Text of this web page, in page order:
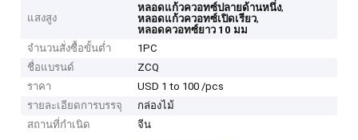
แสงสูง
หลอดแก้วควอทซ์ปลายด้านหนึ่ง,
หลอดแก้วควอทซ์เปิดเรียว,
หลอดควอทซ์ยาว 10 มม
จำนวนสั่งซื้อขั้นต่ำ
1PC
ชื่อแบรนด์
ZCQ
ราคา
USD 1 to 100 /pcs
รายละเอียดการบรรจุ
กล่องไม้
สถานที่กำเนิด
จีน